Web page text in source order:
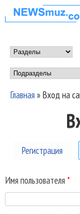
НОВОСТИ
МУЗЫКИ И
ШОУ
Main
Вы здесь
Главная» Вход на
Регистрация
Имя пользователя *